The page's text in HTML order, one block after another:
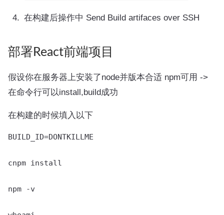
在构建后操作中 Send Build artifaces over SSH
部署React前端项目
假设你在服务器上安装了node并版本合适 npm可用 ->
在命令行可以install,build成功
在构建的时候填入以下
BUILD_ID=DONTKILLME
cnpm install
npm -v